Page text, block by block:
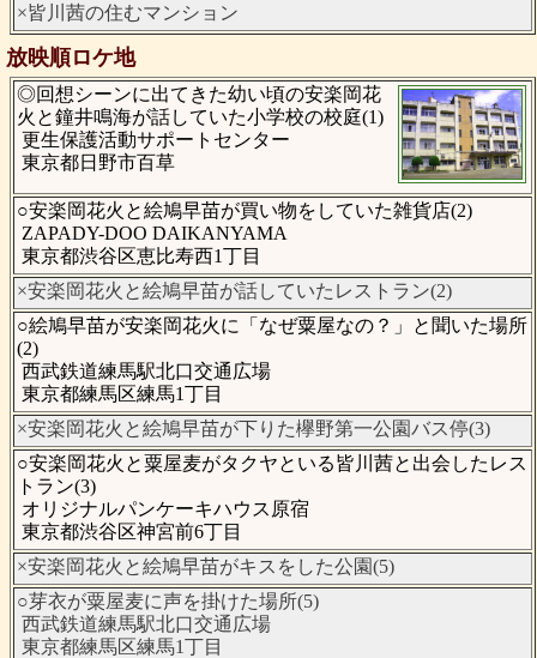
×皆川茜の住むマンション
放映順ロケ地
◎回想シーンに出てきた幼い頃の安楽岡花
火と鐘井鳴海が話していた小学校の校庭(1)
更生保護活動サポートセンター
東京都日野市百草
○安楽岡花火と絵鳩早苗が買い物をしていた雑貨店(2)
ZAPADY-DOO DAIKANYAMA
東京都渋谷区恵比寿西1丁目
×安楽岡花火と絵鳩早苗が話していたレストラン(2)
○絵鳩早苗が安楽岡花火に「なぜ粟屋なの？」と聞いた場所
(2)
西武鉄道練馬駅北口交通広場
東京都練馬区練馬1丁目
×安楽岡花火と絵鳩早苗が下りた欅野第一公園バス停(3)
○安楽岡花火と粟屋麦がタクヤといる皆川茜と出会したレス
トラン(3)
オリジナルパンケーキハウス原宿
東京都渋谷区神宮前6丁目
×安楽岡花火と絵鳩早苗がキスをした公園(5)
○芽衣が粟屋麦に声を掛けた場所(5)
西武鉄道練馬駅北口交通広場
東京都練馬区練馬1丁目